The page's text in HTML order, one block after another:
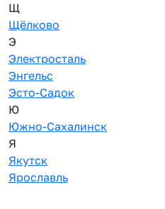
Щ
Щёлково
Э
Электросталь
Энгельс
Эсто-Садок
Ю
Южно-Сахалинск
Я
Якутск
Ярославль